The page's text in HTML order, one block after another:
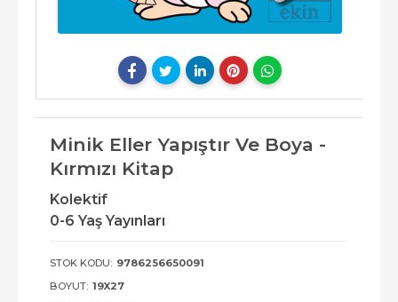
Minik Eller Yapıştır Ve Boya -
Kırmızı Kitap
Kolektif
0-6 Yaş Yayınları
STOK KODU: 9786256650091
BOYUT: 19X27